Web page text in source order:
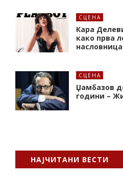
СЦЕНА
Кара
како прва
СЦЕНА
Џамбазов
години –
НАЈЧИТАНИ ВЕСТИ